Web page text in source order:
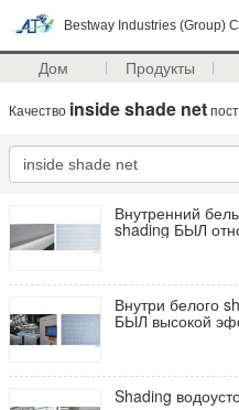
Bestway Industries (Group)
Дом Продукты
Качество inside shade net
Внутренний
shading БЫЛ
Внутри белого
БЫЛ высокой
Shading